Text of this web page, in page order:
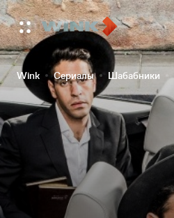
Wink Сериалы Шабабники